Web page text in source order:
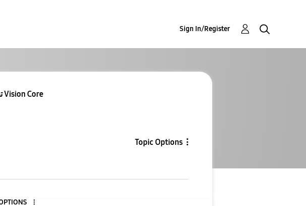
Sign In/Register
تحديث Vision Core
Topic Options